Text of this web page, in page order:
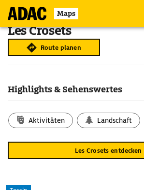
Maps
Les Crosets
Route planen
Highlights & Sehenswertes
Aktivitäten Landschaft
Les Crosets entdecken